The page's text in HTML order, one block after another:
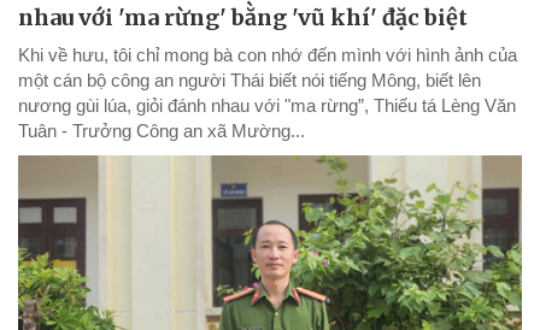
nhau với 'ma rừng' bằng 'vũ khí' đặc biệt
Khi về hưu, tôi chỉ mong bà con nhớ đến mình với hình ảnh của
một cán bộ công an người Thái biết nói tiếng Mông, biết lên
nương gùi lúa, giỏi đánh nhau với "ma rừng”, Thiếu tá Lèng Văn
Tuân - Trưởng Công an xã Mường...